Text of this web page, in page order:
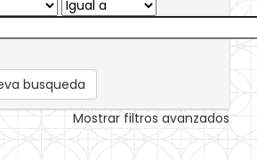
busqueda
Mostrar filtros avanzados